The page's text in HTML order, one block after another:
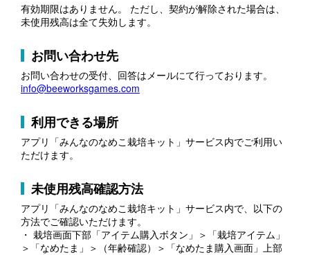
有効期限はありません。 ただし、契約が解除された場合は、
未使用残高は全て失効します。
お問い合わせ先
お問い合わせの受付、回答はメールにて行っております。
info@beeworksgames.com
利用できる場所
アプリ「みんなのなめこ栽培キット」サービス内でご利用い
ただけます。
未使用残高確認方法
アプリ「みんなのなめこ栽培キット」サービス内で、以下の
方法でご確認いただけます。
・ 栽培画面下部「アイテム購入ボタン」＞「栽培アイテム」
＞「なめたま」＞（年齢確認）＞「なめたま購入画面」上部